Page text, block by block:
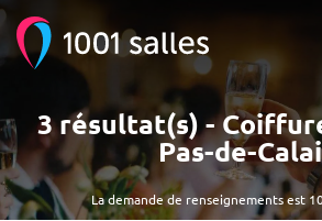
La demande de renseignements est
3 résultat(s) -
Pas-de-